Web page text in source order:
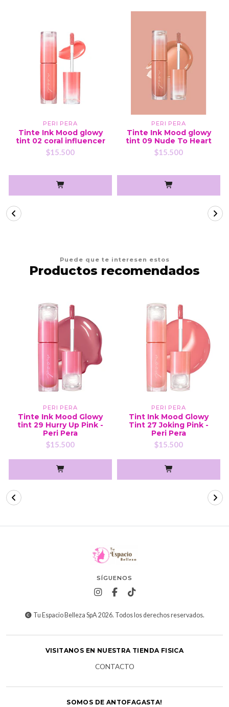
PERI PERA
Tinte Ink Mood glowy
tint 02 coral influencer
$15.500
PERI PERA
Tinte Ink Mood glowy
tint 09 Nude To Heart
$15.500
Puede que te interesen estos
Productos recomendados
PERI PERA
Tinte Ink Mood Glowy
tint 29 Hurry Up Pink -
Peri Pera
$15.500
PERI PERA
Tint Ink Mood Glowy
Tint 27 Joking Pink -
Peri Pera
$15.500
SÍGUENOS
Tu Espacio Belleza SpA 2026. Todos los derechos reservados.
VISITANOS EN NUESTRA TIENDA FISICA
CONTACTO
SOMOS DE ANTOFAGASTA!